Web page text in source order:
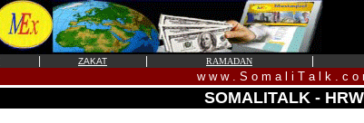
ZAKAT RAMADAN
w w w . S o m a l i T a l k . c o
SOMALITALK - HRW